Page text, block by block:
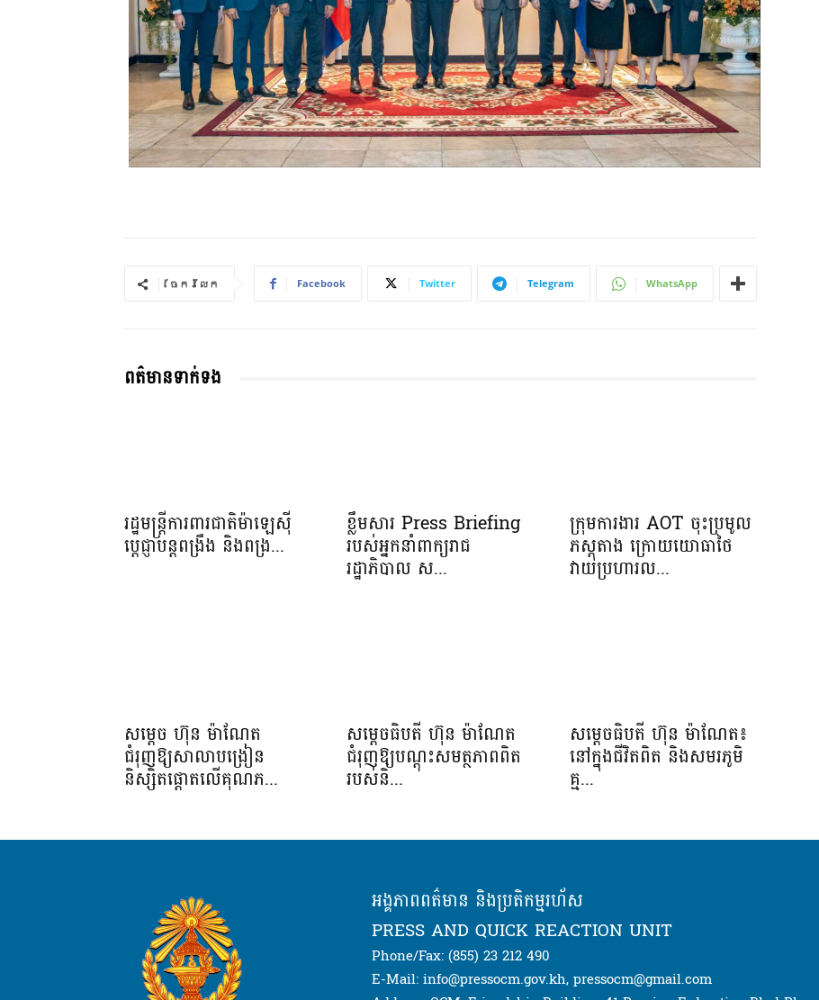
ចែករំលែក Facebook Twitter Telegram WhatsApp
ពត៌មានទាក់ទង
រដ្ឋមន្ត្រីការពារជាតិម៉ាឡេស៊ី
ប្ដេជ្ញាបន្តពង្រឹង និងពង្រ...
ខ្លឹមសារ Press Briefing
របស់អ្នកនាំពាក្យរាជ
រដ្ឋាភិបាល ស...
ក្រុមការងារ AOT ចុះប្រមូល
ភស្តុតាង ក្រោយយោធាថៃ
វាយប្រហារល...
សម្តេច ហ៊ុន ម៉ាណែត
ជំរុញឱ្យសាលាបង្រៀន
និស្សិតផ្តោតលើគុណភ...
សម្តេចធិបតី ហ៊ុន ម៉ាណែត
ជំរុញឱ្យបណ្តុះសមត្ថភាពពិត
របស់និ...
សម្តេចធិបតី ហ៊ុន ម៉ាណែត៖
នៅក្នុងជីវិតពិត និងសមរភូមិ
គ្ម...
អង្គភាពពត៌មាន និងប្រតិកម្មរហ័ស
PRESS AND QUICK REACTION UNIT
Phone/Fax: (855) 23 212 490
E-Mail: info@pressocm.gov.kh, pressocm@gmail.com